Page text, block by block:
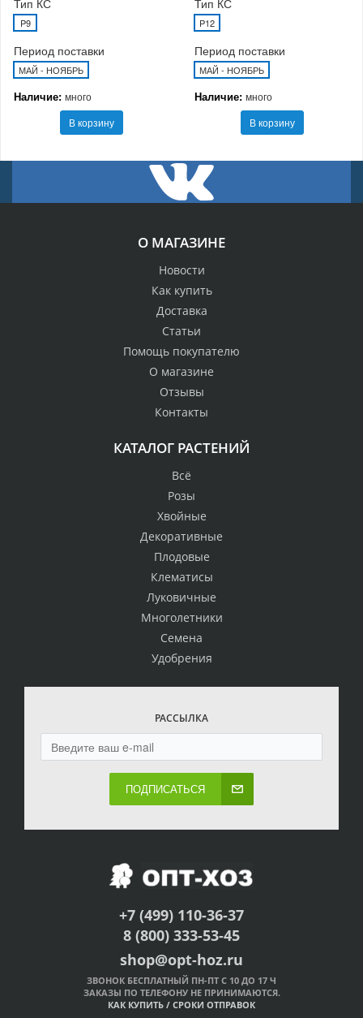
P9
Период поставки
МАЙ - НОЯБРЬ
Наличие: много
В корзину
P12
Период поставки
МАЙ - НОЯБРЬ
Наличие: много
В корзину
О МАГАЗИНЕ
Новости
Как купить
Доставка
Статьи
Помощь покупателю
О магазине
Отзывы
Контакты
КАТАЛОГ РАСТЕНИЙ
Всё
Розы
Хвойные
Декоративные
Плодовые
Клематисы
Луковичные
Многолетники
Семена
Удобрения
РАССЫЛКА
ПОДПИСАТЬСЯ
+7 (499) 110-36-37
8 (800) 333-53-45
shop@opt-hoz.ru
ЗВОНОК БЕСПЛАТНЫЙ ПН-ПТ С 10 ДО 17 Ч
ЗАКАЗЫ ПО ТЕЛЕФОНУ НЕ ПРИНИМАЮТСЯ.
КАК КУПИТЬ / СРОКИ ОТПРАВОК